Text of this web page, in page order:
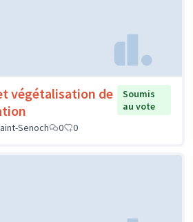
végétalisation de
Soumis
au vote
Senoch
0 0